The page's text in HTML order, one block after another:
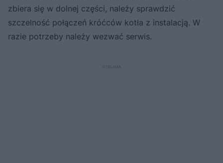
zbiera się w dolnej części, należy sprawdzić
szczelność połączeń króćców kotła z instalacją. W
razie potrzeby należy wezwać serwis.